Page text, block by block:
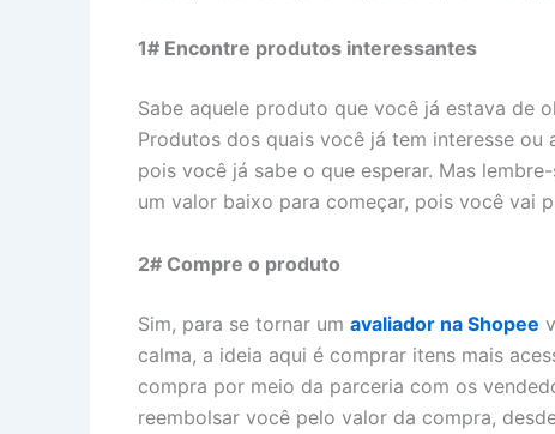
1# Encontre produtos interessantes
Sabe aquele produto que você já estava de
Produtos dos quais você já tem interesse ou
pois você já sabe o que esperar. Mas
um valor baixo para começar, pois você vai
2# Compre o produto
Sim, para se tornar um avaliador na Shopee
calma, a ideia aqui é comprar itens mais
compra por meio da parceria com os
reembolsar você pelo valor da compra,